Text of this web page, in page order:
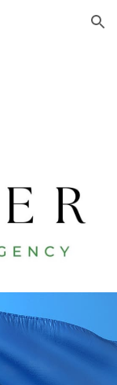
Skip to navigation